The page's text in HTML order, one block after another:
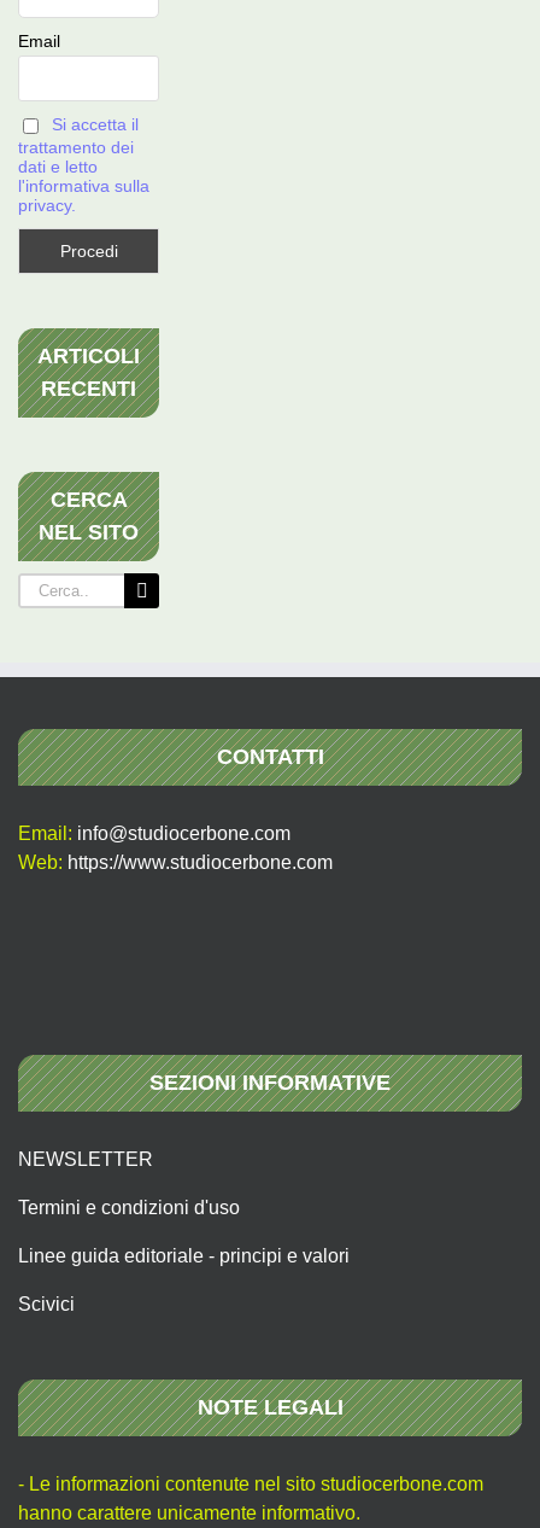
Email
Si accetta il
trattamento dei
dati e letto
l'informativa sulla
privacy.
ARTICOLI
RECENTI
CERCA
NEL SITO
Cerca
per:
CONTATTI
Email: info@studiocerbone.com
Web: https://www.studiocerbone.com
SEZIONI INFORMATIVE
NEWSLETTER
Termini e condizioni d'uso
Linee guida editoriale - principi e valori
Scivici
NOTE LEGALI
- Le informazioni contenute nel sito studiocerbone.com
hanno carattere unicamente informativo.